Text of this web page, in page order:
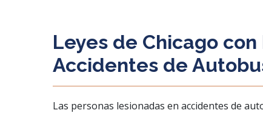
Leyes de Chicago
Accidentes de
Las personas lesionadas en accidentes de